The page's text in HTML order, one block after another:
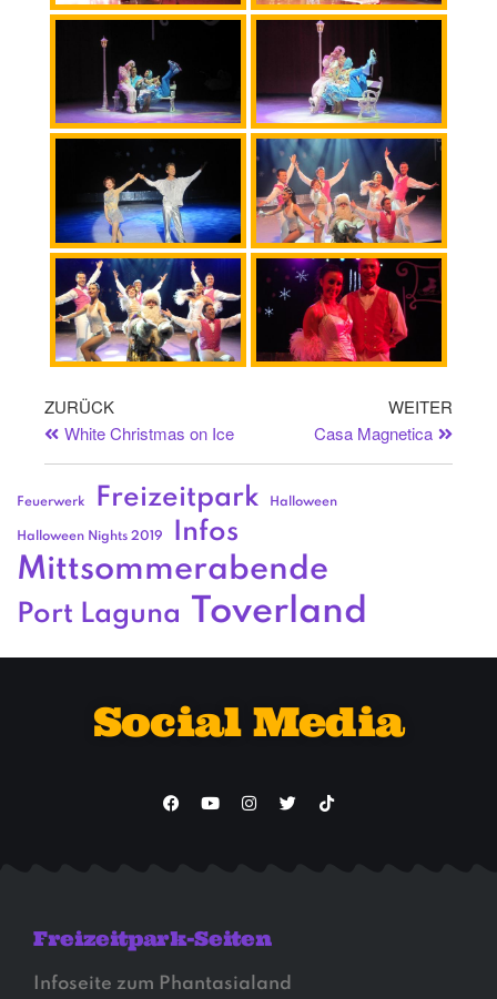
ZURÜCK
White Christmas on Ice
WEITER
Casa Magnetica
Feuerwerk Freizeitpark Halloween
Halloween Nights 2019 Infos
Mittsommerabende
Port Laguna Toverland
Social Media
Freizeitpark-Seiten
Infoseite zum Phantasialand